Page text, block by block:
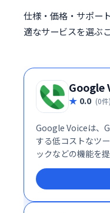
仕様・価格・サポー
適なサービスを選ぶ
Google
0.0 (0件)
Google Voiceは、
する低コストなツ
ックなどの機能を
の通話管理をスマ